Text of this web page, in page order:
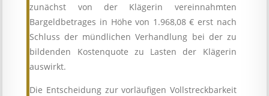
zunächst von der Klägerin vereinnahmten
Bargeldbetrages in Höhe von 1.968,08 € erst nach
Schluss der mündlichen Verhandlung bei der zu
bildenden Kostenquote zu Lasten der Klägerin
auswirkt.
Die Entscheidung zur vorläufigen Vollstreckbarkeit